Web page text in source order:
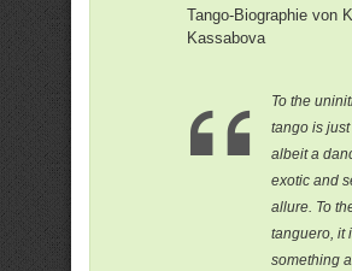
Tango-Biographie von
Kassabova
To the
tango is
albeit a
exotic and
allure. To
tanguero, it
something